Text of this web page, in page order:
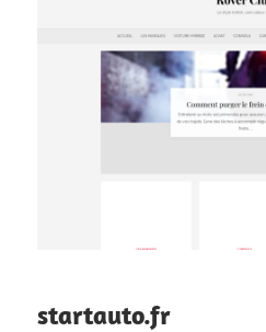
startauto.fr